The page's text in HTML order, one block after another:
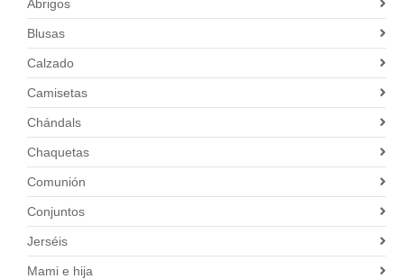
Abrigos
Blusas
Calzado
Camisetas
Chándals
Chaquetas
Comunión
Conjuntos
Jerséis
Mami e hija